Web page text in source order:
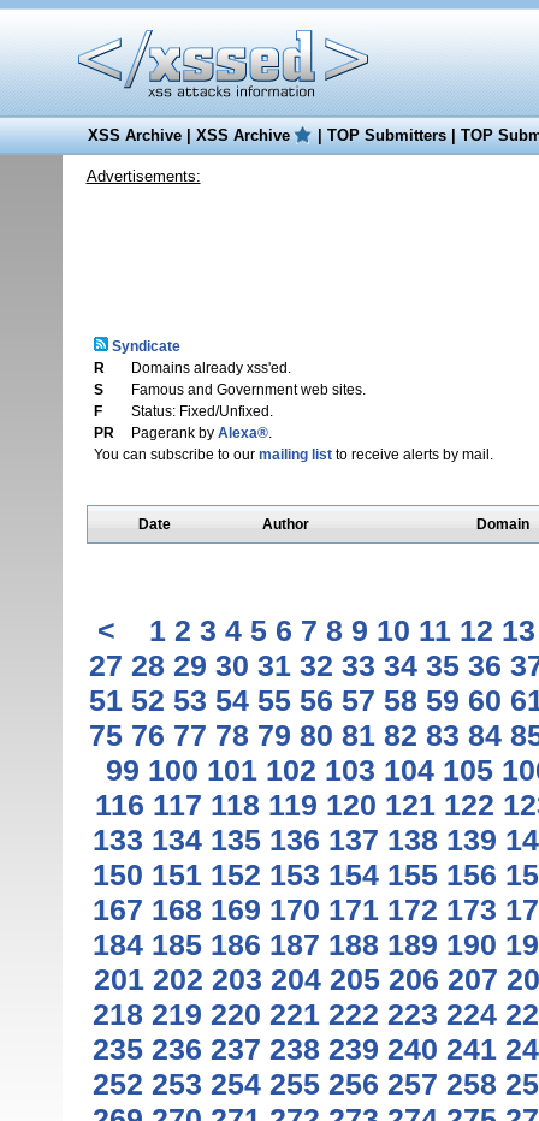
XSS Archive|XSS Archive |TOP Submitters|TOP
Advertisements:
Syndicate
R
Domains already xss'ed.
S
Famous and Government web sites.
F
Status: Fixed/Unfixed.
PR
Pagerank by Alexa®.
You can subscribe to our mailing listto receive alerts by mail.
Date Author Domain
< 1 2 3 4 5 6 7 8 9 10 11 12 13
27 28 29 30 31 32 33 34 35 36
51 52 53 54 55 56 57 58 59 60
75 76 77 78 79 80 81 82 83 84
99 100 101 102 103 104 105
116 117 118 119 120 121 122
133 134 135 136 137 138 139
150 151 152 153 154 155 156
167 168 169 170 171 172 173
184 185 186 187 188 189 190
201 202 203 204 205 206 207
218 219 220 221 222 223 224
235 236 237 238 239 240 241
252 253 254 255 256 257 258